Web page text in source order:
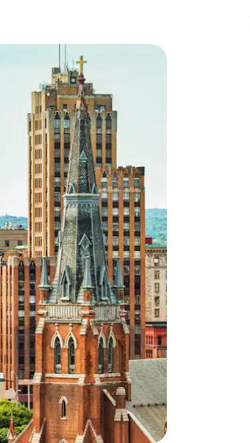
検索結果を確認することができます。